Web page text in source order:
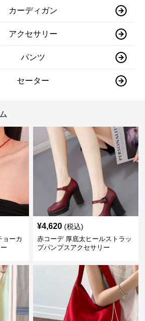
カーディガン
アクセサリー
パンツ
セーター
ョーカ
¥4,620 (税込)
赤コーデ 厚底太ヒールストラッ
プパンプスアクセサリー